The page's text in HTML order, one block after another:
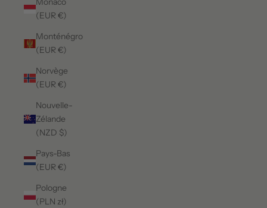
(EUR €)
Monténégro
(EUR €)
Norvège
(EUR €)
Nouvelle-
Zélande
(NZD $)
Pays-Bas
(EUR €)
Pologne
(PLN zł)